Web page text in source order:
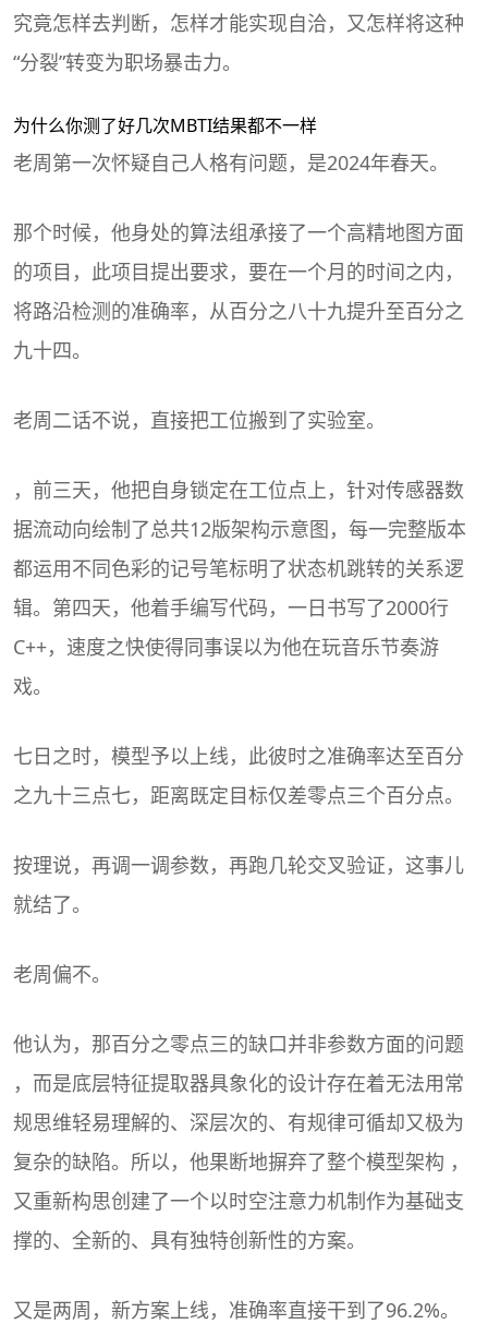
究竟怎样去判断，怎样才能实现自洽，又怎样将这种
“分裂”转变为职场暴击力。
为什么你测了好几次MBTI结果都不一样
老周第一次怀疑自己人格有问题，是2024年春天。
那个时候，他身处的算法组承接了一个高精地图方面
的项目，此项目提出要求，要在一个月的时间之内，
将路沿检测的准确率，从百分之八十九提升至百分之
九十四。
老周二话不说，直接把工位搬到了实验室。
，前三天，他把自身锁定在工位点上，针对传感器数
据流动向绘制了总共12版架构示意图，每一完整版本
都运用不同色彩的记号笔标明了状态机跳转的关系逻
辑。第四天，他着手编写代码，一日书写了2000行
C++，速度之快使得同事误以为他在玩音乐节奏游
戏。
七日之时，模型予以上线，此彼时之准确率达至百分
之九十三点七，距离既定目标仅差零点三个百分点。
按理说，再调一调参数，再跑几轮交叉验证，这事儿
就结了。
老周偏不。
他认为，那百分之零点三的缺口并非参数方面的问题
，而是底层特征提取器具象化的设计存在着无法用常
规思维轻易理解的、深层次的、有规律可循却又极为
复杂的缺陷。所以，他果断地摒弃了整个模型架构 ，
又重新构思创建了一个以时空注意力机制作为基础支
撑的、全新的、具有独特创新性的方案。
又是两周，新方案上线，准确率直接干到了96.2%。